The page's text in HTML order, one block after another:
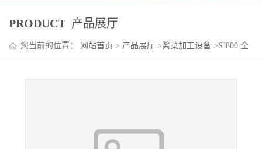
PRODUCT 产品展厅
您当前的位置： 网站首页 > 产品展厅 >酱菜加工设备 >SJ800 全